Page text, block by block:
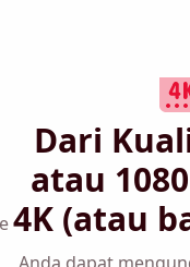
Dari
atau
(atau